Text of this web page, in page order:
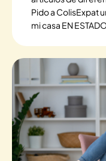
Pido a ColisExpat
mi casa EN